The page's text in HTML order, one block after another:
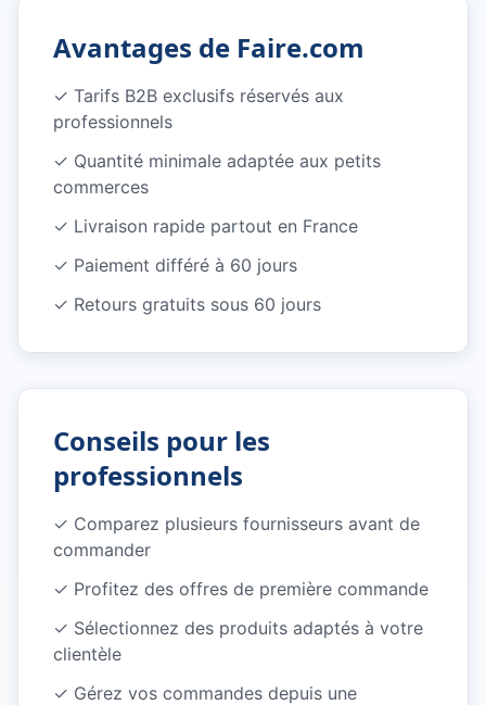
Avantages de Faire.com
✓ Tarifs B2B exclusifs réservés aux
professionnels
✓ Quantité minimale adaptée aux petits
commerces
✓ Livraison rapide partout en France
✓ Paiement différé à 60 jours
✓ Retours gratuits sous 60 jours
Conseils pour les
professionnels
✓ Comparez plusieurs fournisseurs avant de
commander
✓ Profitez des offres de première commande
✓ Sélectionnez des produits adaptés à votre
clientèle
✓ Gérez vos commandes depuis une